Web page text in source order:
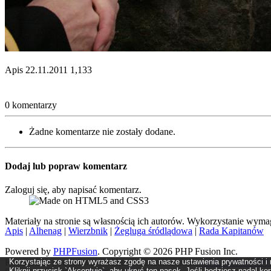
Apis 22.11.2011 1,133
0 komentarzy
Żadne komentarze nie zostały dodane.
Dodaj lub popraw komentarz
Zaloguj się, aby napisać komentarz.
Korzystając ze strony wyrażasz zgodę na nasze ustawienia prywatności
Materiały na stronie są własnością ich autorów. Wykorzystanie
Apis | Alhenag | Wierzbnik | Żegluga śródlądowa | Rada Kapitanów
Powered by PHPFusion. Copyright © 2026 PHP Fusion Inc.
Released as free software without warranties underGNU Affero GPL